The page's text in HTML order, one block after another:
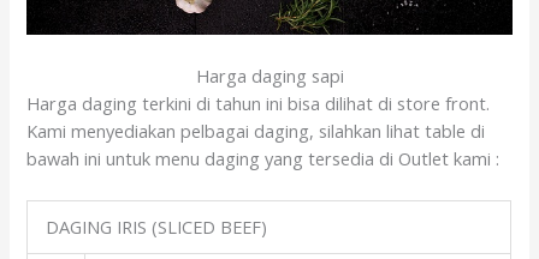
Harga daging sapi
Harga daging terkini di tahun ini bisa dilihat di store front.
Kami menyediakan pelbagai daging, silahkan lihat table di
bawah ini untuk menu daging yang tersedia di Outlet kami :
DAGING IRIS (SLICED BEEF)